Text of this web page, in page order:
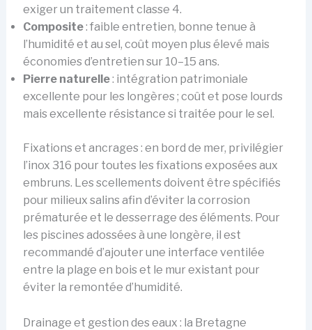
exiger un traitement classe 4.
Composite: faible entretien, bonne tenue à
l’humidité et au sel, coût moyen plus élevé mais
économies d’entretien sur 10–15 ans.
Pierre naturelle: intégration patrimoniale
excellente pour les longères ; coût et pose lourds
mais excellente résistance si traitée pour le sel.
Fixations et ancrages : en bord de mer, privilégier
l’inox 316 pour toutes les fixations exposées aux
embruns. Les scellements doivent être spécifiés
pour milieux salins afin d’éviter la corrosion
prématurée et le desserrage des éléments. Pour
les piscines adossées à une longère, il est
recommandé d’ajouter une interface ventilée
entre la plage en bois et le mur existant pour
éviter la remontée d’humidité.
Drainage et gestion des eaux : la Bretagne